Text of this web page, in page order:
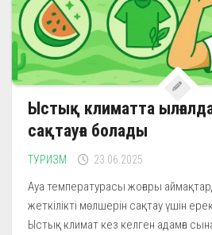
Ыстық климатта
сақтауға болады
ТУРИЗМ 23.06.2025
Ауа температурасы жоғары
жеткілікті мөлшерін сақтау үшін
Ыстық климат кез келген адамға